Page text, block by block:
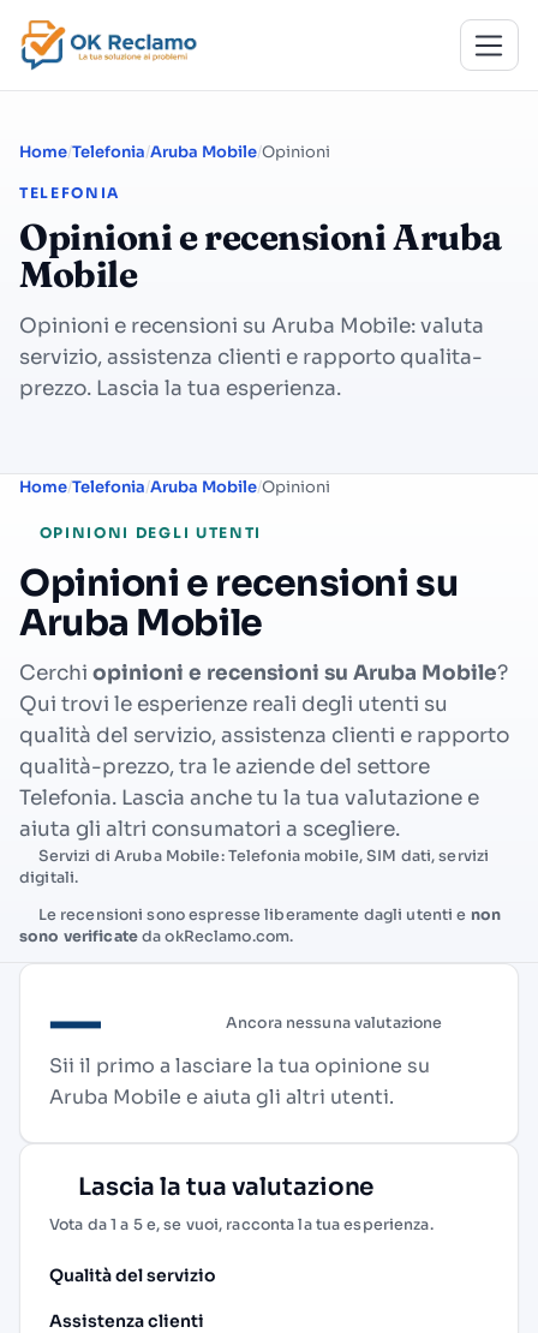
Home Telefonia Aruba Mobile Opinioni
TELEFONIA
Opinioni e recensioni Aruba
Mobile
Opinioni e recensioni su Aruba Mobile: valuta
servizio, assistenza clienti e rapporto qualita-
prezzo. Lascia la tua esperienza.
Home Telefonia Aruba Mobile Opinioni
OPINIONI DEGLI UTENTI
Opinioni e recensioni su
Aruba Mobile
Cerchi opinioni e recensioni su Aruba Mobile?
Qui trovi le esperienze reali degli utenti su
qualità del servizio, assistenza clienti e rapporto
qualità-prezzo, tra le aziende del settore
Telefonia. Lascia anche tu la tua valutazione e
aiuta gli altri consumatori a scegliere.
Servizi di Aruba Mobile: Telefonia mobile, SIM dati, servizi
digitali.
Le recensioni sono espresse liberamente dagli utenti e non
sono verificateda okReclamo.com.
— Ancora nessuna valutazione
Sii il primo a lasciare la tua opinione su
Aruba Mobile e aiuta gli altri utenti.
Lascia la tua valutazione
Vota da 1 a 5 e, se vuoi, racconta la tua esperienza.
Qualità del servizio
Assistenza clienti